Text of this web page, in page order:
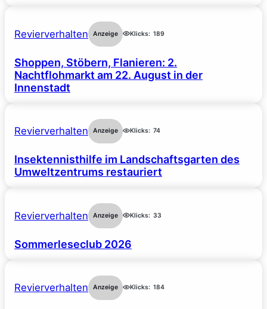
Revierverhalten Anzeige Klicks: 189
Shoppen, Stöbern, Flanieren: 2.
Nachtflohmarkt am 22. August in der
Innenstadt
Revierverhalten Anzeige Klicks: 74
Insektennisthilfe im Landschaftsgarten des
Umweltzentrums restauriert
Revierverhalten Anzeige Klicks: 33
Sommerleseclub 2026
Revierverhalten Anzeige Klicks: 184